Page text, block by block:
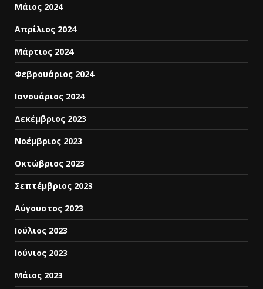
Μάιος 2024
Απρίλιος 2024
Μάρτιος 2024
Φεβρουάριος 2024
Ιανουάριος 2024
Δεκέμβριος 2023
Νοέμβριος 2023
Οκτώβριος 2023
Σεπτέμβριος 2023
Αύγουστος 2023
Ιούλιος 2023
Ιούνιος 2023
Μάιος 2023